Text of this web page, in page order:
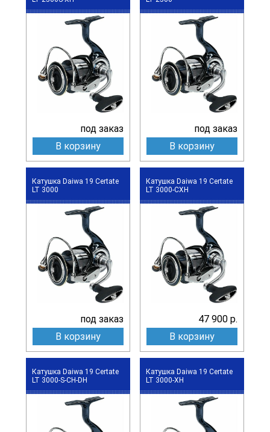
под заказ
В корзину
под заказ
В корзину
Катушка Daiwa 19 Certate
LT 3000
под заказ
В корзину
Катушка Daiwa 19 Certate
LT 3000-CXH
47 900 р.
В корзину
Катушка Daiwa 19 Certate
LT 3000-S-CH-DH
Катушка Daiwa 19 Certate
LT 3000-XH